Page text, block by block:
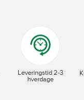
Leveringstid 2-3
hverdage